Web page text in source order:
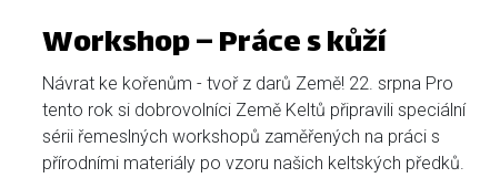
Workshop – Práce s kůží
Návrat ke kořenům - tvoř z darů Země! 22. srpna Pro
tento rok si dobrovolníci Země Keltů připravili speciální
sérii řemeslných workshopů zaměřených na práci s
přírodními materiály po vzoru našich keltských předků.